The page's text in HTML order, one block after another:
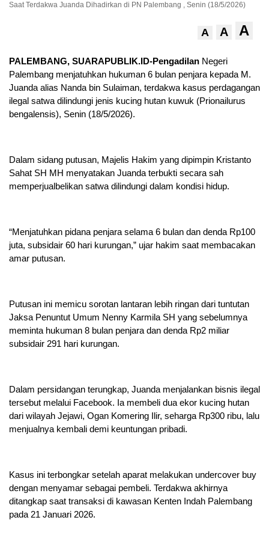
Saat Terdakwa Juanda Dihadirkan di PN Palembang , Senin (18/5/2026)
A A A
PALEMBANG, SUARAPUBLIK.ID-Pengadilan Negeri
Palembang menjatuhkan hukuman 6 bulan penjara kepada M.
Juanda alias Nanda bin Sulaiman, terdakwa kasus perdagangan
ilegal satwa dilindungi jenis kucing hutan kuwuk (Prionailurus
bengalensis), Senin (18/5/2026).
Dalam sidang putusan, Majelis Hakim yang dipimpin Kristanto
Sahat SH MH menyatakan Juanda terbukti secara sah
memperjualbelikan satwa dilindungi dalam kondisi hidup.
“Menjatuhkan pidana penjara selama 6 bulan dan denda Rp100
juta, subsidair 60 hari kurungan,” ujar hakim saat membacakan
amar putusan.
Putusan ini memicu sorotan lantaran lebih ringan dari tuntutan
Jaksa Penuntut Umum Nenny Karmila SH yang sebelumnya
meminta hukuman 8 bulan penjara dan denda Rp2 miliar
subsidair 291 hari kurungan.
Dalam persidangan terungkap, Juanda menjalankan bisnis ilegal
tersebut melalui Facebook. Ia membeli dua ekor kucing hutan
dari wilayah Jejawi, Ogan Komering Ilir, seharga Rp300 ribu, lalu
menjualnya kembali demi keuntungan pribadi.
Kasus ini terbongkar setelah aparat melakukan undercover buy
dengan menyamar sebagai pembeli. Terdakwa akhirnya
ditangkap saat transaksi di kawasan Kenten Indah Palembang
pada 21 Januari 2026.